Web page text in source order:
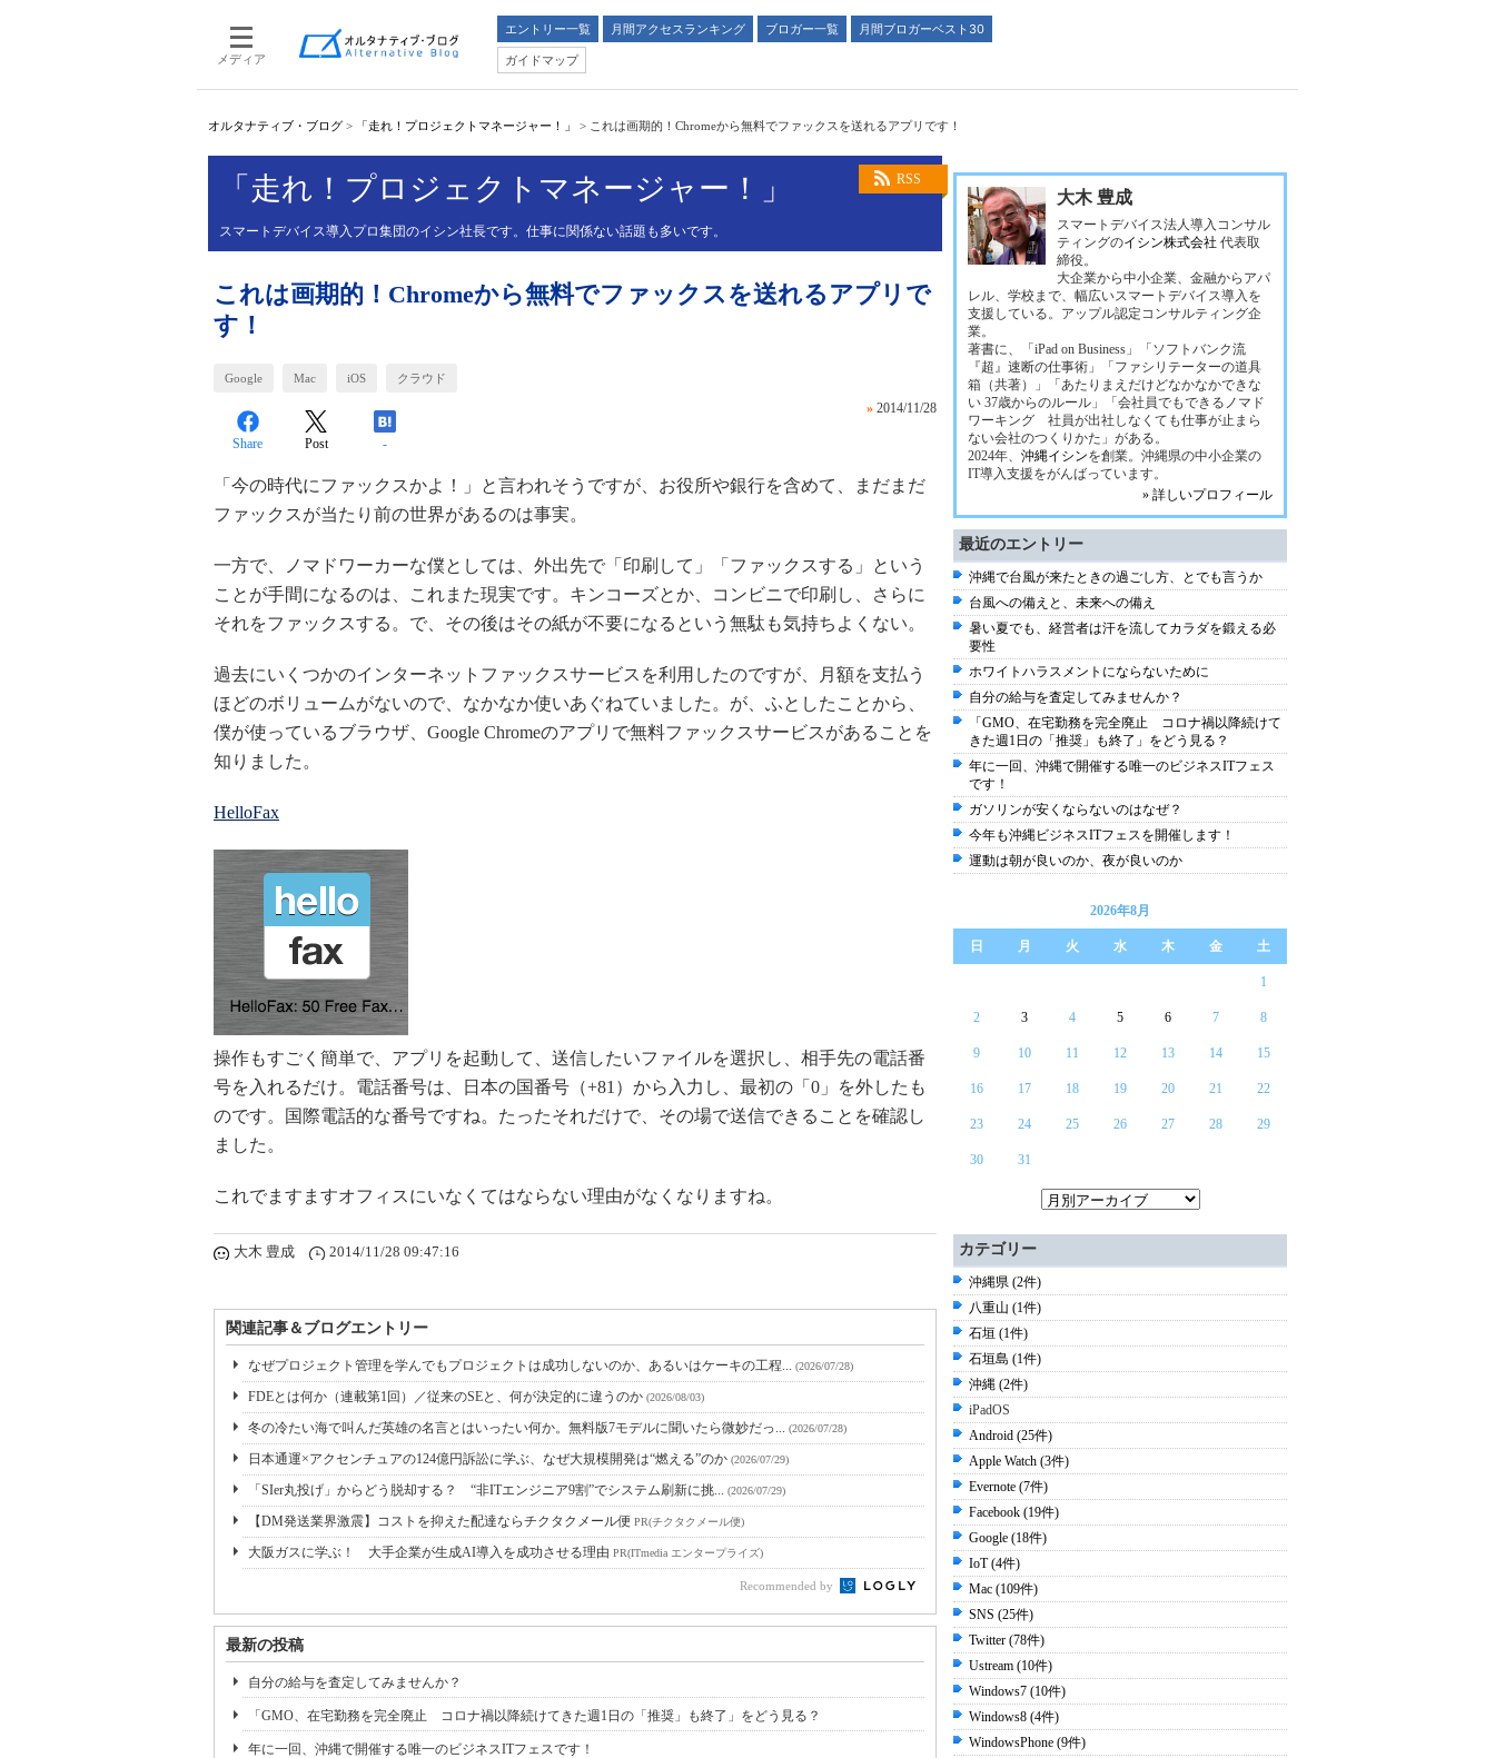
メディア
エントリー一覧 月間アクセスランキング ブロガー一覧
月間ブロガーベスト30
ガイドマップ
オルタナティブ・ブログ > 「走れ！プロジェクトマネージャー！」 > これは画期的！Chromeから無料でファックスを送れるアプリです！
RSS
「走れ！プロジェクトマネージャー！」
スマートデバイス導入プロ集団のイシン社長です。仕事に関係ない話題も多いです。
これは画期的！Chromeから無料でファックスを送れるアプリで
す！
Google Mac iOS クラウド
» 2014/11/28
Share Post -
「今の時代にファックスかよ！」と言われそうですが、お役所や銀行を含めて、まだまだ
ファックスが当たり前の世界があるのは事実。
一方で、ノマドワーカーな僕としては、外出先で「印刷して」「ファックスする」という
ことが手間になるのは、これまた現実です。キンコーズとか、コンビニで印刷し、さらに
それをファックスする。で、その後はその紙が不要になるという無駄も気持ちよくない。
過去にいくつかのインターネットファックスサービスを利用したのですが、月額を支払う
ほどのボリュームがないので、なかなか使いあぐねていました。が、ふとしたことから、
僕が使っているブラウザ、Google Chromeのアプリで無料ファックスサービスがあることを
知りました。
HelloFax
操作もすごく簡単で、アプリを起動して、送信したいファイルを選択し、相手先の電話番
号を入れるだけ。電話番号は、日本の国番号（+81）から入力し、最初の「0」を外したも
のです。国際電話的な番号ですね。たったそれだけで、その場で送信できることを確認し
ました。
これでますますオフィスにいなくてはならない理由がなくなりますね。
大木 豊成 2014/11/28 09:47:16
関連記事＆ブログエントリー
なぜプロジェクト管理を学んでもプロジェクトは成功しないのか、あるいはケーキの工程... (2026/07/28)
FDEとは何か（連載第1回）／従来のSEと、何が決定的に違うのか (2026/08/03)
冬の冷たい海で叫んだ英雄の名言とはいったい何か。無料版7モデルに聞いたら微妙だっ... (2026/07/28)
日本通運×アクセンチュアの124億円訴訟に学ぶ、なぜ大規模開発は“燃える”のか (2026/07/29)
「SIer丸投げ」からどう脱却する？ “非ITエンジニア9割”でシステム刷新に挑... (2026/07/29)
【DM発送業界激震】コストを抑えた配達ならチクタクメール便 PR(チクタクメール便)
大阪ガスに学ぶ！ 大手企業が生成AI導入を成功させる理由 PR(ITmedia エンタープライズ)
Recommended by
最新の投稿
自分の給与を査定してみませんか？
「GMO、在宅勤務を完全廃止 コロナ禍以降続けてきた週1日の「推奨」も終了」をどう見る？
年に一回、沖縄で開催する唯一のビジネスITフェスです！
大木 豊成
スマートデバイス法人導入コンサル
ティングのイシン株式会社 代表取
締役。
大企業から中小企業、金融からアパ
レル、学校まで、幅広いスマートデバイス導入を
支援している。アップル認定コンサルティング企
業。
著書に、「iPad on Business」「ソフトバンク流
『超』速断の仕事術」「ファシリテーターの道具
箱（共著）」「あたりまえだけどなかなかできな
い 37歳からのルール」「会社員でもできるノマド
ワーキング 社員が出社しなくても仕事が止まら
ない会社のつくりかた」がある。
2024年、 沖縄イシンを創業。沖縄県の中小企業の
IT導入支援をがんばっています。
» 詳しいプロフィール
最近のエントリー
沖縄で台風が来たときの過ごし方、とでも言うか
台風への備えと、未来への備え
暑い夏でも、経営者は汗を流してカラダを鍛える必
要性
ホワイトハラスメントにならないために
自分の給与を査定してみませんか？
「GMO、在宅勤務を完全廃止 コロナ禍以降続けて
きた週1日の「推奨」も終了」をどう見る？
年に一回、沖縄で開催する唯一のビジネスITフェス
です！
ガソリンが安くならないのはなぜ？
今年も沖縄ビジネスITフェスを開催します！
運動は朝が良いのか、夜が良いのか
2026年8月
日 月 火 水 木 金 土
1
2 3 4 5 6 7 8
9 10 11 12 13 14 15
16 17 18 19 20 21 22
23 24 25 26 27 28 29
30 31
カテゴリー
沖縄県 (2件)
八重山 (1件)
石垣 (1件)
石垣島 (1件)
沖縄 (2件)
iPadOS
Android (25件)
Apple Watch (3件)
Evernote (7件)
Facebook (19件)
Google (18件)
IoT (4件)
Mac (109件)
SNS (25件)
Twitter (78件)
Ustream (10件)
Windows7 (10件)
Windows8 (4件)
WindowsPhone (9件)